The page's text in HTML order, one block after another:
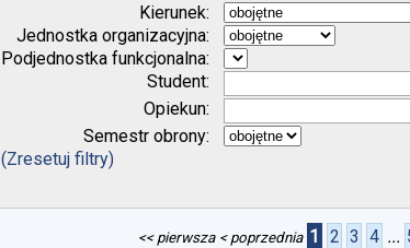
Kierunek:
Jednostka organizacyjna:
Podjednostka funkcjonalna:
Student:
Opiekun:
Semestr obrony:
(Zresetuj filtry)
<< pierwsza < poprzednia 1 2 3 4 ...